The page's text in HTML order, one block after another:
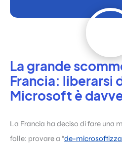
La grande
Francia: liberarsi
Microsoft è
La Francia ha deciso di fare una
folle: provare a “de-